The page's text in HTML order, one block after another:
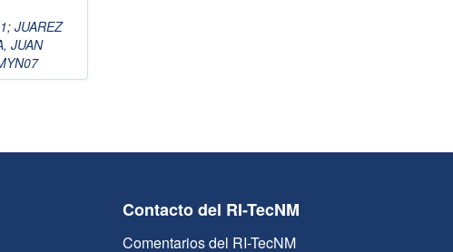
; JUAREZ
JUAN
Contacto del RI-TecNM
Comentarios del RI-TecNM